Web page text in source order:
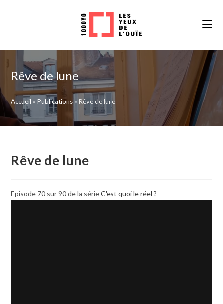
Rêve de lune
Accueil »Publications » Rêve de lune
Rêve de lune
Episode 70 sur 90 de la sérieC'est quoi le réel ?